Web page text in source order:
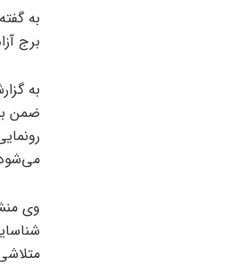
به
برج آزادی
به
ضمن
وی